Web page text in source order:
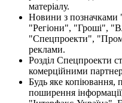
матеріалу.
Новини з позначками
"Регіони", "Гроші",
"Спецпроекти",
реклами.
Розділ Спецпроекти
комерційними
Будь яке копіювання,
поширення